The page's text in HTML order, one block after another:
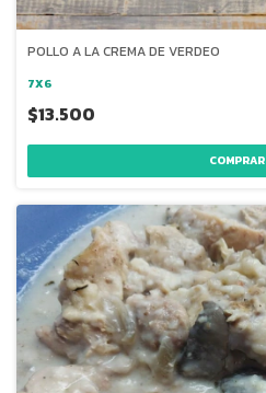
POLLO A LA CREMA DE VERDEO
7X6
$13.500
COMPRAR